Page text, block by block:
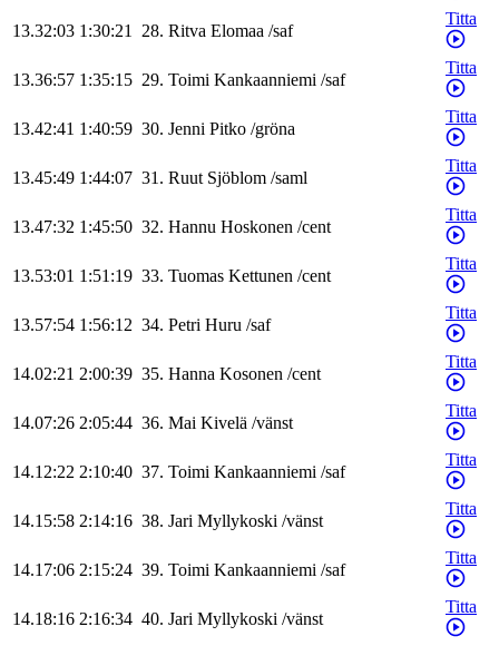
13.32:03 1:30:21 28. Ritva Elomaa /saf
Titta
13.36:57 1:35:15 29. Toimi Kankaanniemi /saf
Titta
13.42:41 1:40:59 30. Jenni Pitko /gröna
Titta
13.45:49 1:44:07 31. Ruut Sjöblom /saml
Titta
13.47:32 1:45:50 32. Hannu Hoskonen /cent
Titta
13.53:01 1:51:19 33. Tuomas Kettunen /cent
Titta
13.57:54 1:56:12 34. Petri Huru /saf
Titta
14.02:21 2:00:39 35. Hanna Kosonen /cent
Titta
14.07:26 2:05:44 36. Mai Kivelä /vänst
Titta
14.12:22 2:10:40 37. Toimi Kankaanniemi /saf
Titta
14.15:58 2:14:16 38. Jari Myllykoski /vänst
Titta
14.17:06 2:15:24 39. Toimi Kankaanniemi /saf
Titta
14.18:16 2:16:34 40. Jari Myllykoski /vänst
Titta